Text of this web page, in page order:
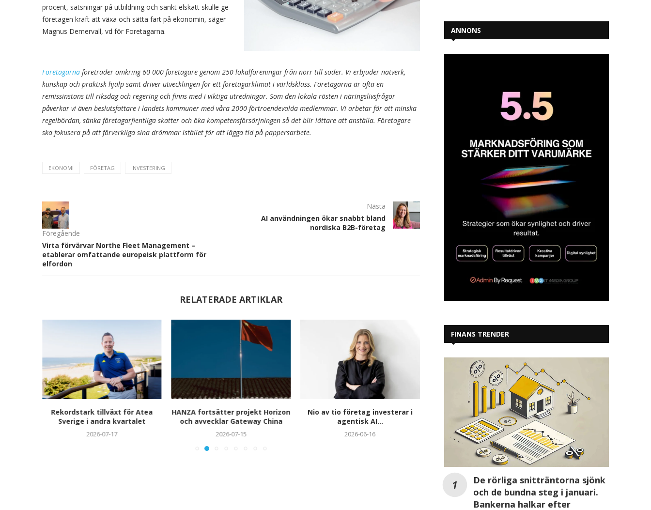
procent, satsningar på utbildning och sänkt elskatt skulle ge
företagen kraft att växa och sätta fart på ekonomin, säger
Magnus Demervall, vd för Företagarna.
Företagarna företräder omkring 60 000 företagare genom 250 lokalföreningar från norr till söder. Vi erbjuder nätverk,
kunskap och praktisk hjälp samt driver utvecklingen för ett företagarklimat i världsklass. Företagarna är ofta en
remissinstans till riksdag och regering och finns med i viktiga utredningar. Som den lokala rösten i näringslivsfrågor
påverkar vi även beslutsfattare i landets kommuner med våra 2000 förtroendevalda medlemmar. Vi arbetar för att minska
regelbördan, sänka företagarfientliga skatter och öka kompetensförsörjningen så det blir lättare att anställa. Företagare
ska fokusera på att förverkliga sina drömmar istället för att lägga tid på pappersarbete.
EKONOMI FÖRETAG INVESTERING
Föregående
Virta förvärvar Northe Fleet Management –
etablerar omfattande europeisk plattform för
elfordon
Nästa
AI användningen ökar snabbt bland
nordiska B2B-företag
RELATERADE ARTIKLAR
Rekordstark tillväxt för Atea
Sverige i andra kvartalet
2026-07-17
HANZA fortsätter projekt Horizon
och avvecklar Gateway China
2026-07-15
Nio av tio företag investerar i
agentisk AI...
2026-06-16
Svenska företag oroliga för
framtida kompetensbrist
2026-05-27
ANNONS
FINANS TRENDER
De rörliga snitträntorna sjönk
och de bundna steg i januari.
Bankerna halkar efter